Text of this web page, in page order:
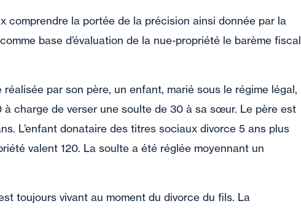
comprendre la portée de la précision ainsi donnée par la
base d’évaluation de la nue-propriété le barème fiscal
par son père, un enfant, marié sous le régime légal,
charge de verser une soulte de 30 à sa sœur. Le père est
L’enfant donataire des titres sociaux divorce 5 ans plus
valent 120. La soulte a été réglée moyennant un
toujours vivant au moment du divorce du fils. La